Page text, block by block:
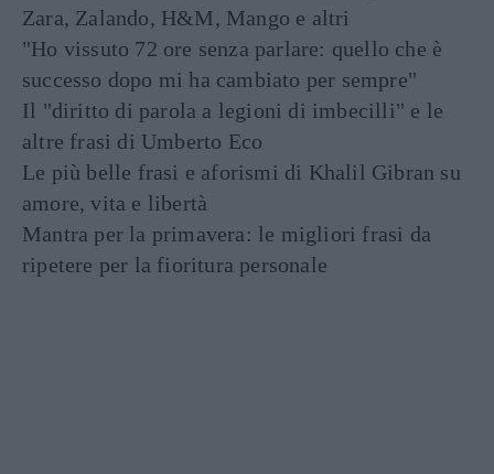
Zara, Zalando, H&M, Mango e altri
"Ho vissuto 72 ore senza parlare: quello che è
successo dopo mi ha cambiato per sempre"
Il "diritto di parola a legioni di imbecilli" e le
altre frasi di Umberto Eco
Le più belle frasi e aforismi di Khalil Gibran su
amore, vita e libertà
Mantra per la primavera: le migliori frasi da
ripetere per la fioritura personale